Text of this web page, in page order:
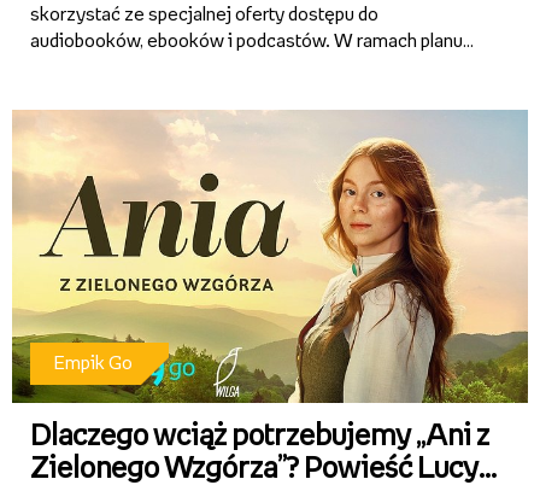
skorzystać ze specjalnej oferty dostępu do
audiobooków, ebooków i podcastów. W ramach planu
Empik Go
Dlaczego wciąż potrzebujemy „Ani z
Zielonego Wzgórza”? Powieść Lucy